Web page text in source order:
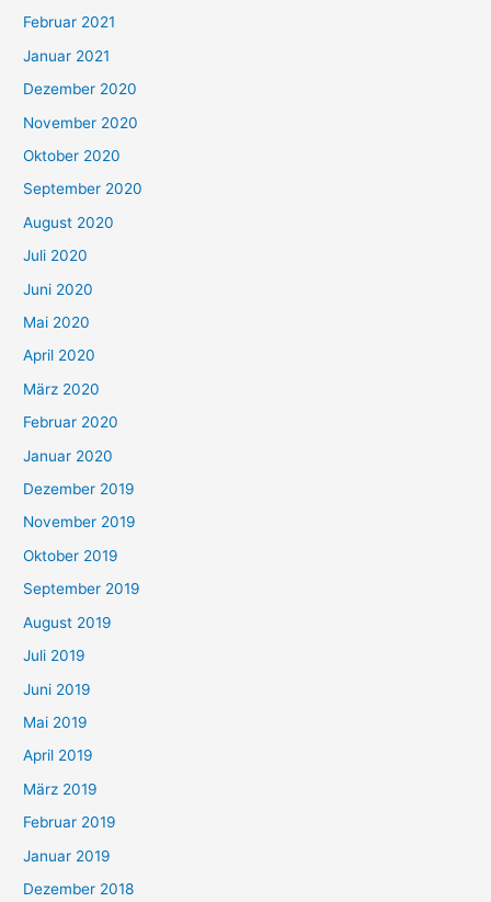
Februar 2021
Januar 2021
Dezember 2020
November 2020
Oktober 2020
September 2020
August 2020
Juli 2020
Juni 2020
Mai 2020
April 2020
März 2020
Februar 2020
Januar 2020
Dezember 2019
November 2019
Oktober 2019
September 2019
August 2019
Juli 2019
Juni 2019
Mai 2019
April 2019
März 2019
Februar 2019
Januar 2019
Dezember 2018